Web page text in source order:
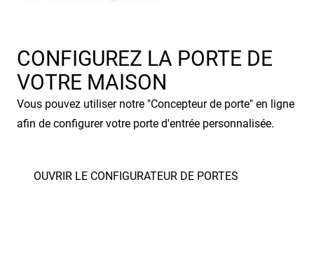
CONFIGUREZ LA PORTE DE
VOTRE MAISON
Vous pouvez utiliser notre "Concepteur de porte" en ligne
afin de configurer votre porte d'entrée personnalisée.